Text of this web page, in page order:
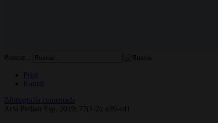
Buscar...
Print
E-mail
Bibliografía comentada
Acta Pediatr Esp. 2019; 77(1-2): e39-e41